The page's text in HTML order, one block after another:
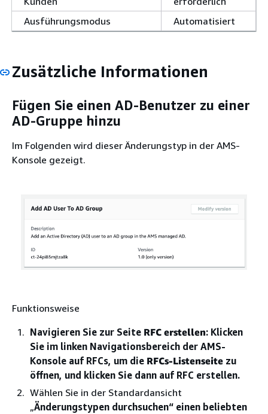
Ausführungsmodus
Automatisiert
Zusätzliche Informationen
Fügen Sie einen AD-Benutzer zu einer
AD-Gruppe hinzu
Im Folgenden wird dieser Änderungstyp in der AMS-
Konsole gezeigt.
Funktionsweise
Navigieren Sie zur Seite RFC erstellen: Klicken
Sie im linken Navigationsbereich der AMS-
Konsole auf RFCs, um die RFCs-Listenseite zu
öffnen, und klicken Sie dann auf RFC erstellen.
Wählen Sie in der Standardansicht
„Änderungstypen durchsuchen“ einen beliebten